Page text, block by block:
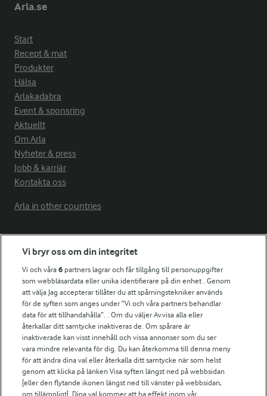
Arla.se
Start
Recept & mat
Produkter
Hälsa
Arlakadabra
Event & sponsring
Aktuellt
Om Arla
Nyheter & press
Jobb & karriär
Kontakta oss
Arla in other countries
Fler Arlasajter
För ägare
Arlas kundportal
Arla.com
Falbygdens Ost
Arla webbshop
Bildbank
Vi bryr oss om din integritet
Vi och våra6 partners lagrar och får tillgång till personuppgifter
som webbläsardata eller unika identifierare på din enhet . Genom
att välja Jag accepterar tillåter du att spårningstekniker används
för de syften som anges under ”Vi och våra partners behandlar
data för att tillhandahålla”. . Om du väljer Avvisa alla eller
återkallar ditt samtycke inaktiveras de. Om spårare är
inaktiverade kan visst innehåll och vissa annonser som du ser
vara mindre relevanta för dig. Du kan återkomma till denna meny
för att ändra dina val eller återkalla ditt samtycke när som helst
genom att klicka på länken Visa syften längst ned på webbsidan
[eller den flytande ikonen längst ned till vänster på webbsidan,
om tillämpligt]. Dina val kommer att ha effekt inom vår